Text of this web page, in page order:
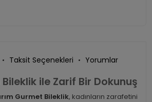
Taksit Seçenekleri Yorumlar
ile Zarif Bir Dokunuş
Gurmet Bileklik, kadınların zarafetini